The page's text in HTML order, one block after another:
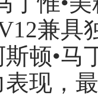
兼
顿•马
现，